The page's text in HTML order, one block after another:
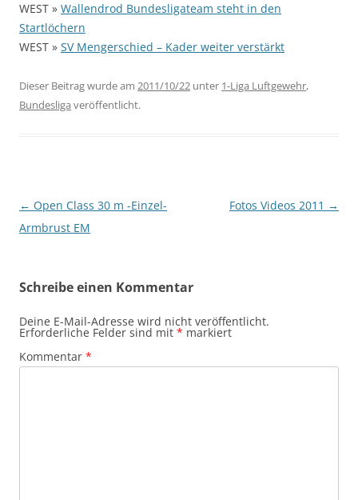
WEST » Wallendrod Bundesligateam steht in den
Startlöchern
WEST » SV Mengerschied – Kader weiter verstärkt
Dieser Beitrag wurde am 2011/10/22 unter 1-Liga Luftgewehr,
Bundesliga veröffentlicht.
Beitragsnavigation
← Open Class 30 m -Einzel-
Armbrust EM
Fotos Videos 2011 →
Schreibe einen Kommentar
Deine E-Mail-Adresse wird nicht veröffentlicht.
Erforderliche Felder sind mit * markiert
Kommentar *